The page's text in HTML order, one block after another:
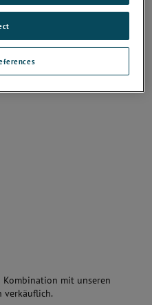
@ 20mA
Kombination mit unseren
verkäuflich.